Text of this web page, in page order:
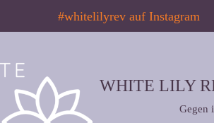
#whitelilyrev auf Instagram
WHITE LILY
Gegen